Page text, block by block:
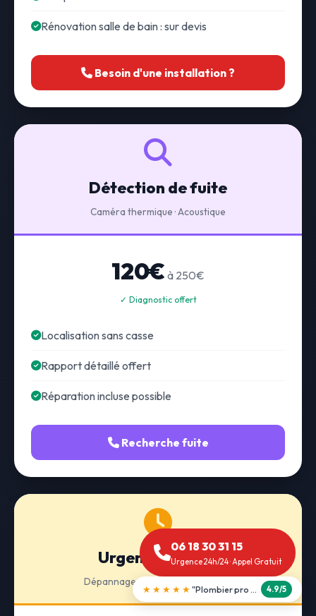
Rénovation salle de bain : sur devis
Besoin d'une installation ?
Détection de fuite
Caméra thermique · Acoustique
120€ à 250€
✓ Diagnostic offert
Localisation sans casse
Rapport détaillé offert
Réparation incluse possible
Recherche fuite
Urgence 24h/24
Dépannage · Intervention express
06 18 30 31 15
Urgence 24h/24 · Appel Gratuit
★★★★★ "Débouchage WC en 30 min" 5.0/5